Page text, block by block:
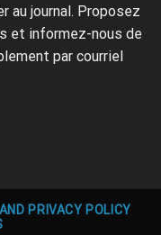
au journal. Proposez
et informez-nous de
par courriel
PRIVACY POLICY